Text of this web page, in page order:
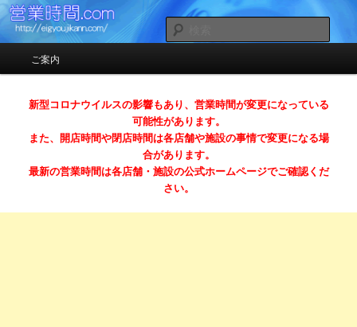
営業時間.com （スマホ対応）
お店の営業時間（開店時間＆閉店時間）ガイドサイト
索
メインコンテンツへ移動
サブコンテンツへ移動
ご案内
新型コロナウイルスの影響もあり、営業時間が変更になっている
可能性があります。
また、開店時間や閉店時間は各店舗や施設の事情で変更になる場
合があります。
最新の営業時間は各店舗・施設の公式ホームページでご確認くだ
さい。